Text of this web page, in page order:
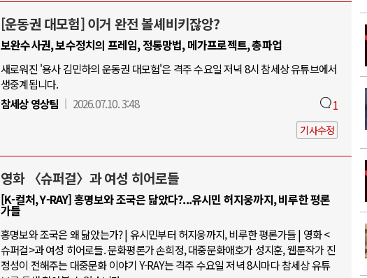
[운동권 대모험] 이거 완전 볼셰비키잖앙?
보완수사권, 보수정치의 프레임, 정통망법, 메가프로젝트, 총파업
새로워진 '용사 김민하의 운동권 대모험'은 격주 수요일 저녁 8시 참세상 유튜브에서
생중계됩니다.
참세상 영상팀
2026.07.10. 3:48 1
기사수정
영화 〈슈퍼걸〉과 여성 히어로들
[K-컬처, Y-RAY] 홍명보와 조국은 닮았다?...유시민 허지웅까지, 비루한 평론
가들
홍명보와 조국은 왜 닮았는가? | 유시민부터 허지웅까지, 비루한 평론가들 | 영화 <
슈퍼걸>과 여성 히어로들. 문화평론가 손희정, 대중문화애호가 성지훈, 웹툰작가 진
정성이 전해주는 대중문화 이야기 Y-RAY는 격주 수요일 저녁 8시마다 참세상 유튜